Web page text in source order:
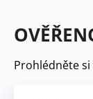
Prohlédněte